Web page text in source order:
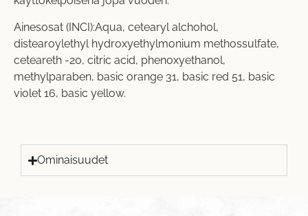
Ainesosat (INCI):Aqua, cetearyl alchohol,
distearoylethyl hydroxyethylmonium methossulfate,
ceteareth -20, citric acid, phenoxyethanol,
methylparaben, basic orange 31, basic red 51, basic
violet 16, basic yellow.
Ominaisuudet